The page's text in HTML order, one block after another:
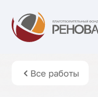
Все работы